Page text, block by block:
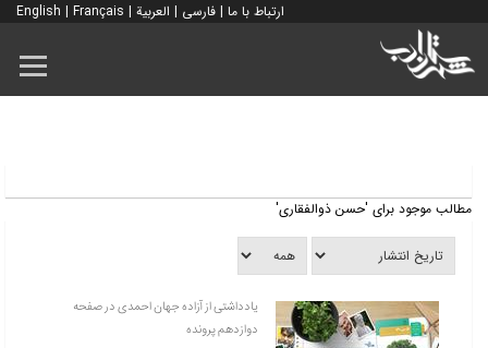
ارتباط با ما | فارسی | العربية |
English | Français
مطالب موجود برای 'حسن ذوالفقاری'
یادداشتی از آزاده جهان احمدی در صفحه
دوازدهم پرونده